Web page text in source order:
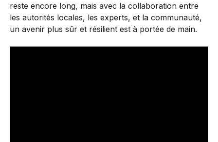
reste encore long, mais avec la collaboration entre
les autorités locales, les experts, et la communauté,
un avenir plus sûr et résilient est à portée de main.